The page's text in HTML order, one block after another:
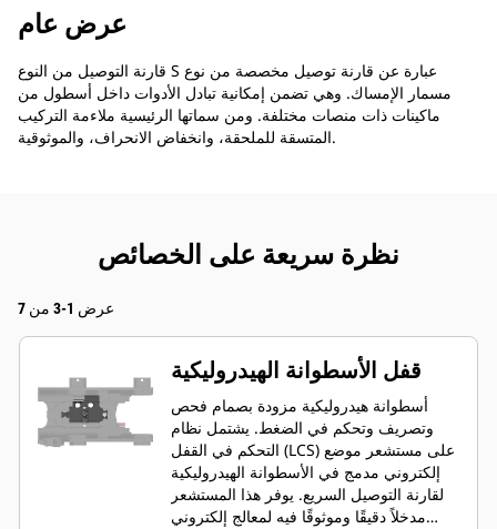
عرض عام
قارنة التوصيل من النوع S عبارة عن قارنة توصيل مخصصة من نوع
مسمار الإمساك. وهي تضمن إمكانية تبادل الأدوات داخل أسطول من
ماكينات ذات منصات مختلفة. ومن سماتها الرئيسية ملاءمة التركيب
المتسقة للملحقة، وانخفاض الانحراف، والموثوقية.
نظرة سريعة على الخصائص
عرض 1-3 من 7
قفل الأسطوانة الهيدروليكية
أسطوانة هيدروليكية مزودة بصمام فحص
وتصريف وتحكم في الضغط. يشتمل نظام
التحكم في القفل (LCS) على مستشعر موضع
إلكتروني مدمج في الأسطوانة الهيدروليكية
لقارنة التوصيل السريع. يوفر هذا المستشعر
مدخلاً دقيقًا وموثوقًا فيه لمعالج إلكتروني